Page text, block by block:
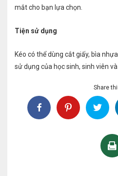
mắt cho bạn lựa chọn.
Tiện sử dụng
Kéo có thể dùng cắt giấy, bìa
sử dụng của học sinh, sinh viên
Share